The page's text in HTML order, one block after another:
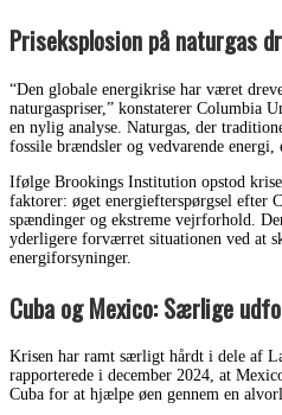
Priseksplosion på naturgas
“Den globale energikrise har været
naturgaspriser,” konstaterer Columbia
en nylig analyse. Naturgas, der
fossile brændsler og vedvarende energi,
Ifølge Brookings Institution opstod
faktorer: øget energiefterspørgsel efter
spændinger og ekstreme vejrforhold.
yderligere forværret situationen ved at
energiforsyninger.
Cuba og Mexico: Særlige
Krisen har ramt særligt hårdt i dele af
rapporterede i december 2024, at
Cuba for at hjælpe øen gennem en